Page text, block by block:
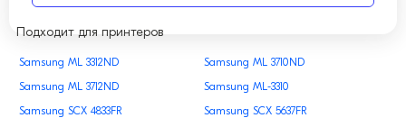
Подходит для принтеров
Samsung ML 3312ND
Samsung ML 3710ND
Samsung ML 3712ND
Samsung ML-3310
Samsung SCX 4833FR
Samsung SCX 5637FR